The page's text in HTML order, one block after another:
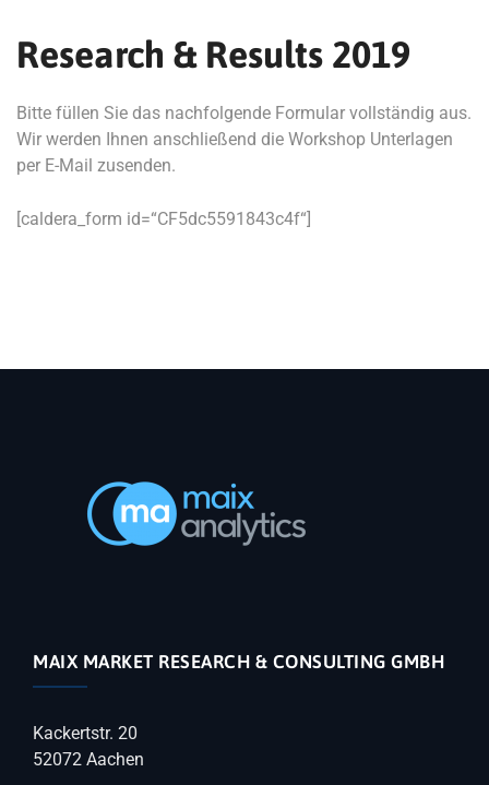
Research & Results 2019
Bitte füllen Sie das nachfolgende Formular vollständig aus.
Wir werden Ihnen anschließend die Workshop Unterlagen
per E-Mail zusenden.
[caldera_form id=“CF5dc5591843c4f“]
MAIX MARKET RESEARCH & CONSULTING GMBH
Kackertstr. 20
52072 Aachen